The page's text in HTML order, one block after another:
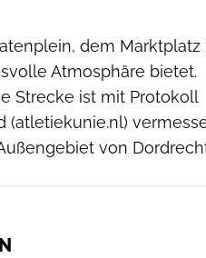
dem Marktplatz
Atmosphäre bietet.
Strecke ist mit Protokoll
von